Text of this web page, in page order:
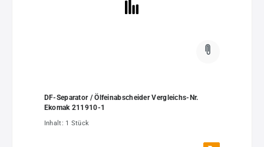
DF-Separator / Ölfeinabscheider Vergleichs-Nr.
Ekomak 211910-1
Inhalt: 1 Stück